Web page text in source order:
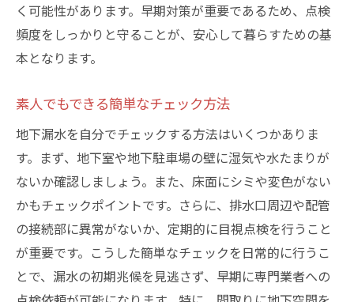
く可能性があります。早期対策が重要であるため、点検
頻度をしっかりと守ることが、安心して暮らすための基
本となります。
素人でもできる簡単なチェック方法
地下漏水を自分でチェックする方法はいくつかありま
す。まず、地下室や地下駐車場の壁に湿気や水たまりが
ないか確認しましょう。また、床面にシミや変色がない
かもチェックポイントです。さらに、排水口周辺や配管
の接続部に異常がないか、定期的に目視点検を行うこと
が重要です。こうした簡単なチェックを日常的に行うこ
とで、漏水の初期兆候を見逃さず、早期に専門業者への